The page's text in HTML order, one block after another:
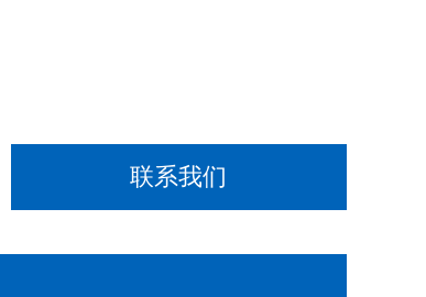
联系我们